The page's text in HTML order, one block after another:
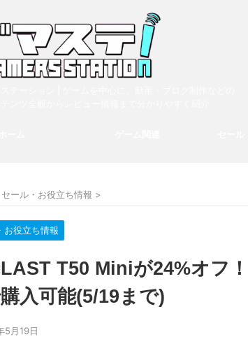
セール・お役立ち情報 >
お役立ち情報
T50 Miniが24%オフ
入可能(5/19まで)
5月19日